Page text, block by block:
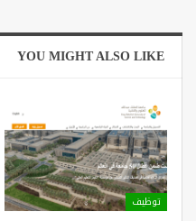
YOU MIGHT ALSO LIKE
توظيف